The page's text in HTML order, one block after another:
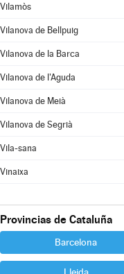
Vilamòs
Vilanova de Bellpuig
Vilanova de la Barca
Vilanova de l'Aguda
Vilanova de Meià
Vilanova de Segrià
Vila-sana
Vinaixa
Provincias de Cataluña
Barcelona